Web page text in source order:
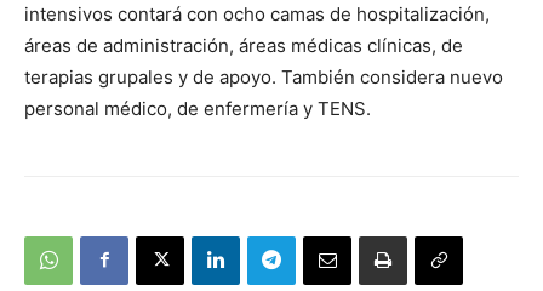
intensivos contará con ocho camas de hospitalización,
áreas de administración, áreas médicas clínicas, de
terapias grupales y de apoyo. También considera nuevo
personal médico, de enfermería y TENS.